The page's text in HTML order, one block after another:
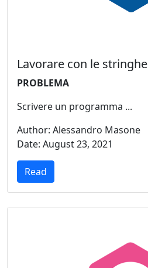
Lavorare con le stringhe
PROBLEMA
Scrivere un programma ...
Author: Alessandro Masone
Date: August 23, 2021
Read